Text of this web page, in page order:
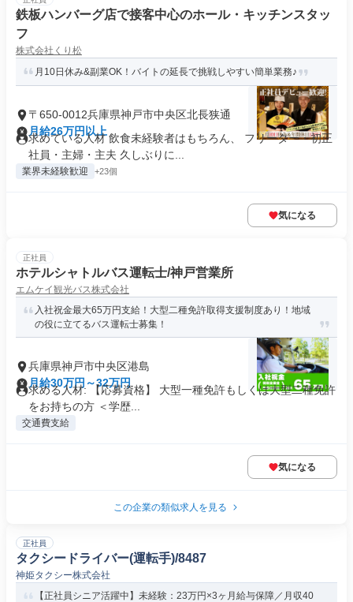
鉄板ハンバーグ店で接客中心のホール・キッチンスタッ
フ
株式会社くり松
月10日休み&副業OK！バイトの延長で挑戦しやすい簡単業務♪
〒650-0012兵庫県神戸市中央区北長狭通
月給26万円以上
求めている人材 飲食未経験者はもちろん、 フリーター・初正
社員・主婦・主夫 久しぶりに...
業界未経験歓迎 +23個
気になる
正社員
ホテルシャトルバス運転士/神戸営業所
エムケイ観光バス株式会社
入社祝金最大65万円支給！大型二種免許取得支援制度あり！地域
の役に立てるバス運転士募集！
兵庫県神戸市中央区港島
月給30万円～32万円
求める人材: 【応募資格】 大型一種免許もしくは大型二種免許
をお持ちの方 ＜学歴...
交通費支給
気になる
この企業の類似求人を見る
正社員
タクシードライバー(運転手)/8487
神姫タクシー株式会社
【正社員シニア活躍中】未経験：23万円×3ヶ月給与保障／月収40